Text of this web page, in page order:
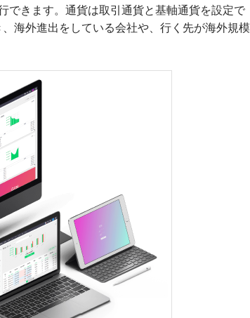
できます。通貨は取引通貨と基軸通貨を設定で
海外進出をしている会社や、行く先が海外規模